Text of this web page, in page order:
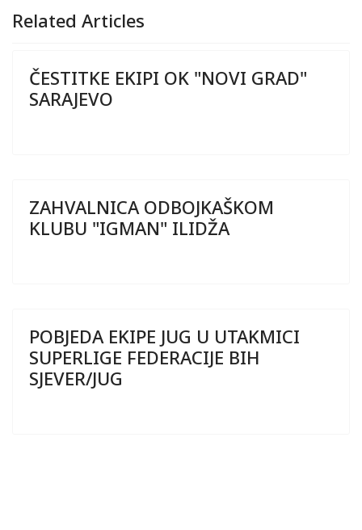
Related Articles
ČESTITKE EKIPI OK "NOVI GRAD"
SARAJEVO
ZAHVALNICA ODBOJKAŠKOM
KLUBU "IGMAN" ILIDŽA
POBJEDA EKIPE JUG U UTAKMICI
SUPERLIGE FEDERACIJE BIH
SJEVER/JUG